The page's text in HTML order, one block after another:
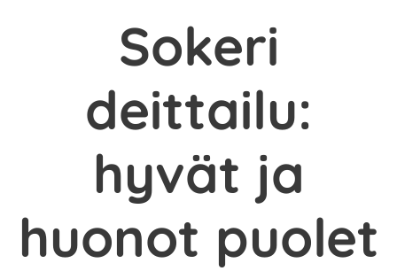
Sokeri
deittailu:
hyvät ja
huonot puolet